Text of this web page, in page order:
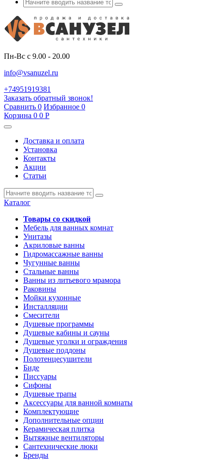
Пн-Вс с 9.00 - 20.00
info@vsanuzel.ru
+74951919381
Заказать обратный звонок!
Сравнить 0 Избранное 0
Корзина 0 0 Р
Доставка и оплата
Установка
Контакты
Акции
Статьи
Каталог
Товары со скидкой
Мебель для ванных комнат
Унитазы
Акриловые ванны
Гидромассажные ванны
Чугунные ванны
Стальные ванны
Ванны из литьевого мрамора
Раковины
Мойки кухонные
Инсталляции
Смесители
Душевые программы
Душевые кабины и сауны
Душевые уголки и ограждения
Душевые поддоны
Полотенцесушители
Биде
Писсуары
Сифоны
Душевые трапы
Аксессуары для ванной комнаты
Комплектующие
Дополнительные опции
Керамическая плитка
Вытяжные вентиляторы
Сантехнические люки
Бренды